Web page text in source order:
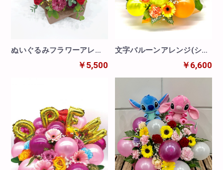
ぬいぐるみフラワーアレン
￥5,500
文字バルーンアレンジ(シル
￥6,600